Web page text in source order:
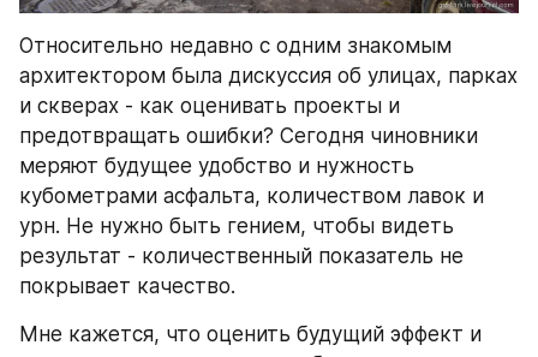
Относительно недавно с одним знакомым
архитектором была дискуссия об улицах, парках
и скверах - как оценивать проекты и
предотвращать ошибки? Сегодня чиновники
меряют будущее удобство и нужность
кубометрами асфальта, количеством лавок и
урн. Не нужно быть гением, чтобы видеть
результат - количественный показатель не
покрывает качество.
Мне кажется, что оценить будущий эффект и